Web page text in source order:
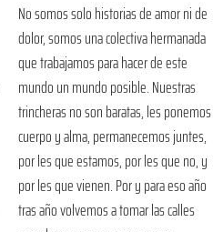
No somos solo historias de amor ni de
dolor, somos una colectiva hermanada
que trabajamos para hacer de este
mundo un mundo posible. Nuestras
trincheras no son baratas, les ponemos
cuerpo y alma, permanecemos juntes,
por les que estamos, por les que no, y
por les que vienen. Por y para eso año
tras año volvemos a tomar las calles